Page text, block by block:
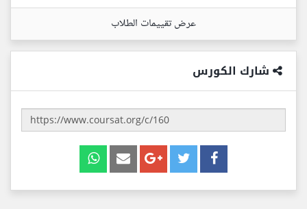
عرض تقييمات الطلاب
شارك الكورس